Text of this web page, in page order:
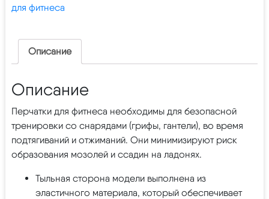
для фитнеса
Описание
Описание
Перчатки для фитнеса необходимы для безопасной
тренировки со снарядами (грифы, гантели), во время
подтягиваний и отжиманий. Они минимизируют риск
образования мозолей и ссадин на ладонях.
Тыльная сторона модели выполнена из
эластичного материала, который обеспечивает